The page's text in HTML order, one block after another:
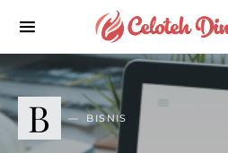
B BISNIS